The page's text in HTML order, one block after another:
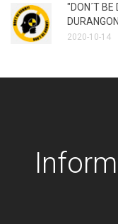
"DON´T BE
DURANGON
2020-10-14